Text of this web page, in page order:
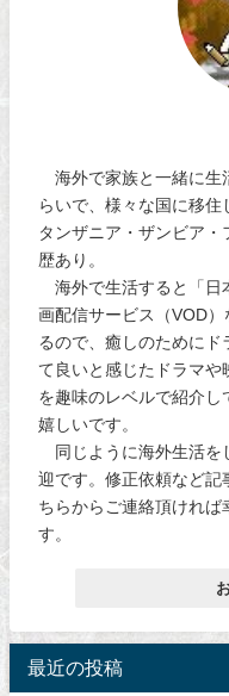
海外で家族と一緒に生
らいで、様々な国に移住
タンザニア・ザンビア
歴あり。
海外で生活すると「日
画配信サービス（VOD
るので、癒しのためにド
て良いと感じたドラマや
を趣味のレベルで紹介し
嬉しいです。
同じように海外生活を
迎です。修正依頼など記
ちらからご連絡頂ければ
す。
最近の投稿